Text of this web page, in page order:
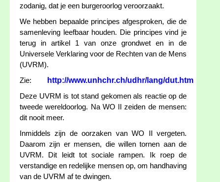
zodanig, dat je een burgeroorlog veroorzaakt.
We hebben bepaalde principes afgesproken, die de
samenleving leefbaar houden. Die principes vind je
terug in artikel 1 van onze grondwet en in de
Universele Verklaring voor de Rechten van de Mens
(UVRM).
Zie:
http://www.unhchr.ch/udhr/lang/dut.htm
Deze UVRM is tot stand gekomen als reactie op de
tweede wereldoorlog. Na WO II zeiden de mensen:
dit nooit meer.
Inmiddels zijn de oorzaken van WO II vergeten.
Daarom zijn er mensen, die willen tornen aan de
UVRM. Dit leidt tot sociale rampen. Ik roep de
verstandige en redelijke mensen op, om handhaving
van de UVRM af te dwingen.